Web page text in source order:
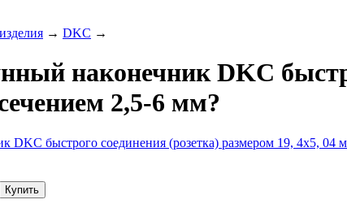
→ DKC →
наконечник DKC
2,5-6 мм?